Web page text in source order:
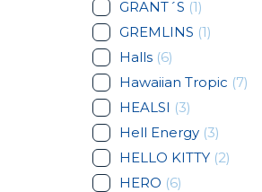
GRANT´S (1)
GREMLINS (1)
Halls (6)
Hawaiian Tropic (7)
HEALSI (3)
Hell Energy (3)
HELLO KITTY (2)
HERO (6)